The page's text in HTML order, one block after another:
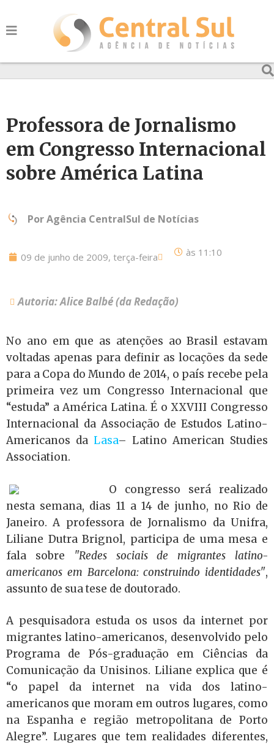
Professora de Jornalismo
em Congresso Internacional
sobre América Latina
PorAgência CentralSul de Notícias
09 de junho de 2009, terça-feira às 11:10
Autoria: Alice Balbé (da Redação)
No ano em que as atenções ao Brasil estavam
voltadas apenas para definir as locações da sede
para a Copa do Mundo de 2014, o país recebe pela
primeira vez um Congresso Internacional que
“estuda” a América Latina. É o XXVIII Congresso
Internacional da Associação de Estudos Latino-
Americanos da Lasa– Latino American Studies
Association.
O congresso será realizado
nesta semana, dias 11 a 14 de junho, no Rio de
Janeiro. A professora de Jornalismo da Unifra,
Liliane Dutra Brignol, participa de uma mesa e
fala sobre
"Redes sociais de migrantes latino-
americanos em Barcelona: construindo identidades",
assunto de sua tese de doutorado.
A pesquisadora estuda os usos da internet por
migrantes latino-americanos, desenvolvido pelo
Programa de Pós-graduação em Ciências da
Comunicação da Unisinos. Liliane explica que é
“o papel da internet na vida dos latino-
americanos que moram em outros lugares, como
na Espanha e região metropolitana de Porto
Alegre”. Lugares que tem realidades diferentes,